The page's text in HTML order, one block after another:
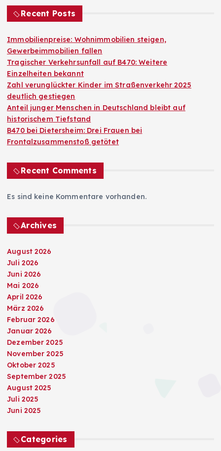
Recent Posts
Immobilienpreise: Wohnimmobilien steigen,
Gewerbeimmobilien fallen
Tragischer Verkehrsunfall auf B470: Weitere
Einzelheiten bekannt
Zahl verunglückter Kinder im Straßenverkehr 2025
deutlich gestiegen
Anteil junger Menschen in Deutschland bleibt auf
historischem Tiefstand
B470 bei Dietersheim: Drei Frauen bei
Frontalzusammenstoß getötet
Recent Comments
Es sind keine Kommentare vorhanden.
Archives
August 2026
Juli 2026
Juni 2026
Mai 2026
April 2026
März 2026
Februar 2026
Januar 2026
Dezember 2025
November 2025
Oktober 2025
September 2025
August 2025
Juli 2025
Juni 2025
Categories